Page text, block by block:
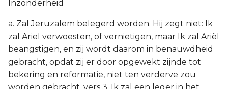
Inzonderheid
a. Zal Jeruzalem belegerd worden. Hij zegt niet: Ik
zal Ariel verwoesten, of vernietigen, maar Ik zal Ariël
beangstigen, en zij wordt daarom in benauwdheid
gebracht, opdat zij er door opgewekt zijnde tot
bekering en reformatie, niet ten verderve zou